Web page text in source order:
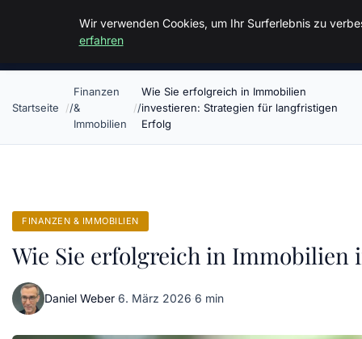
Malzminden
Startseite
Finanzen
&
Immobilien
Wie Sie erfolgreich in Immobilien
investieren: Strategien für langfristigen
Erfolg
FINANZEN & IMMOBILIEN
Wie Sie erfolgreich in
Daniel Weber·6. März 2026·6 min
Wir verwenden Cookies, um Ihr Surferlebnis zu
erfahren